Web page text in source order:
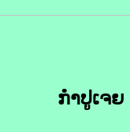
ກຳປູເຈ